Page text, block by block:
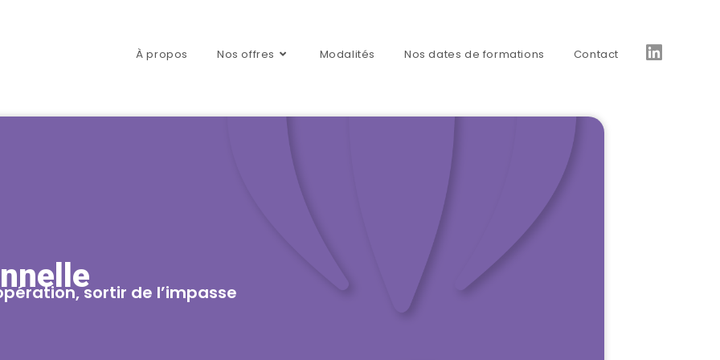
À propos Nos offres Modalités Nos dates de formations Contact
sortir de l’impasse